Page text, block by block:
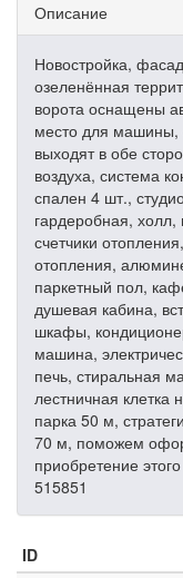
Описание
Новостройка,
озеленённая
ворота оснащены
место для машины,
выходят в обе
воздуха, система
спален 4 шт.,
гардеробная, холл,
счетчики
отопления,
паркетный пол,
душевая кабина,
шкафы,
машина,
печь, стиральная
лестничная
парка 50 м,
70 м, поможем
приобретение
515851
ID